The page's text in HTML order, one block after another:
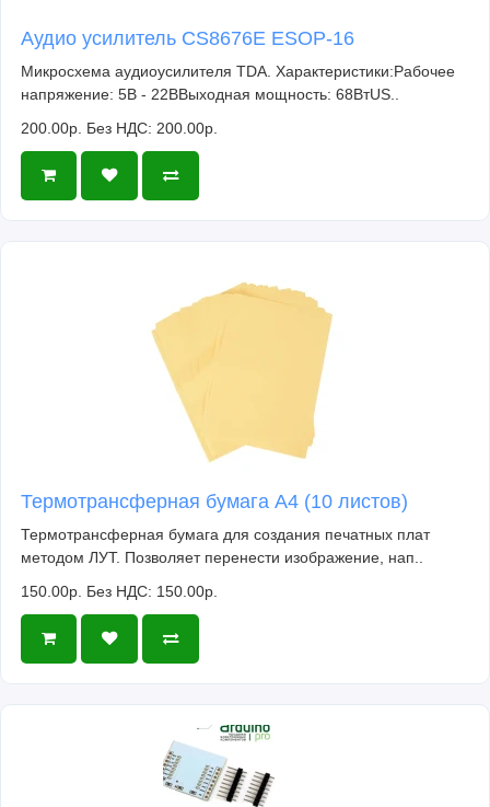
Аудио усилитель CS8676E ESOP-16
Микросхема аудиоусилителя TDA. Характеристики:Рабочее
напряжение: 5В - 22ВВыходная мощность: 68ВтUS..
200.00р. Без НДС: 200.00р.
Термотрансферная бумага А4 (10 листов)
Термотрансферная бумага для создания печатных плат
методом ЛУТ. Позволяет перенести изображение, нап..
150.00р. Без НДС: 150.00р.